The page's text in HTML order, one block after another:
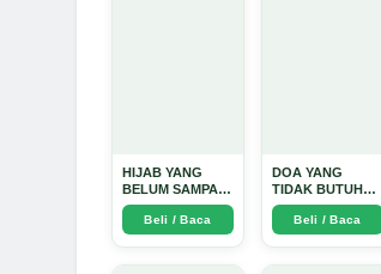
HIJAB YANG
BELUM SAMPAI
KE HATI: Ketika
Cinta Seorang
Ustadz Menjadi
Beli / Baca
DOA YANG
TIDAK BUTUH
SINYAL: Kisah
Tiga Jiwa yang
Tersesat di Era AI
Beli / Baca